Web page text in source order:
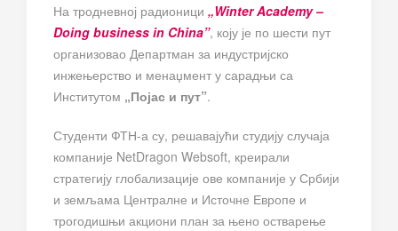
На тродневној радионици „Winter Academy –
Doing business in China”, коју је по шести пут
организовао Департман за индустријско
инжењерство и менаџмент у сарадњи са
Институтом „Појас и пут”.
Студенти ФТН-а су, решавајући студију случаја
компаније NetDragon Websoft, креирали
стратегију глобализације ове компаније у Србији
и земљама Централне и Источне Европе и
трогодишњи акциони план за њено остварење